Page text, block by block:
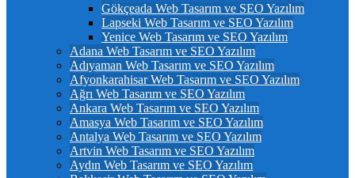
Gökçeada Web Tasarım ve SEO Yazılım
Lapseki Web Tasarım ve SEO Yazılım
Yenice Web Tasarım ve SEO Yazılım
Adana Web Tasarım ve SEO Yazılım
Adıyaman Web Tasarım ve SEO Yazılım
Afyonkarahisar Web Tasarım ve SEO Yazılım
Ağrı Web Tasarım ve SEO Yazılım
Ankara Web Tasarım ve SEO Yazılım
Amasya Web Tasarım ve SEO Yazılım
Antalya Web Tasarım ve SEO Yazılım
Artvin Web Tasarım ve SEO Yazılım
Aydın Web Tasarım ve SEO Yazılım